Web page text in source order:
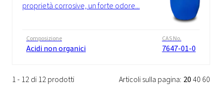
proprietà corrosive, un forte odore...
Composizione
Acidi non organici
CAS No.
7647-01-0
1 - 12 di 12 prodotti Articoli sulla pagina: 2040 60